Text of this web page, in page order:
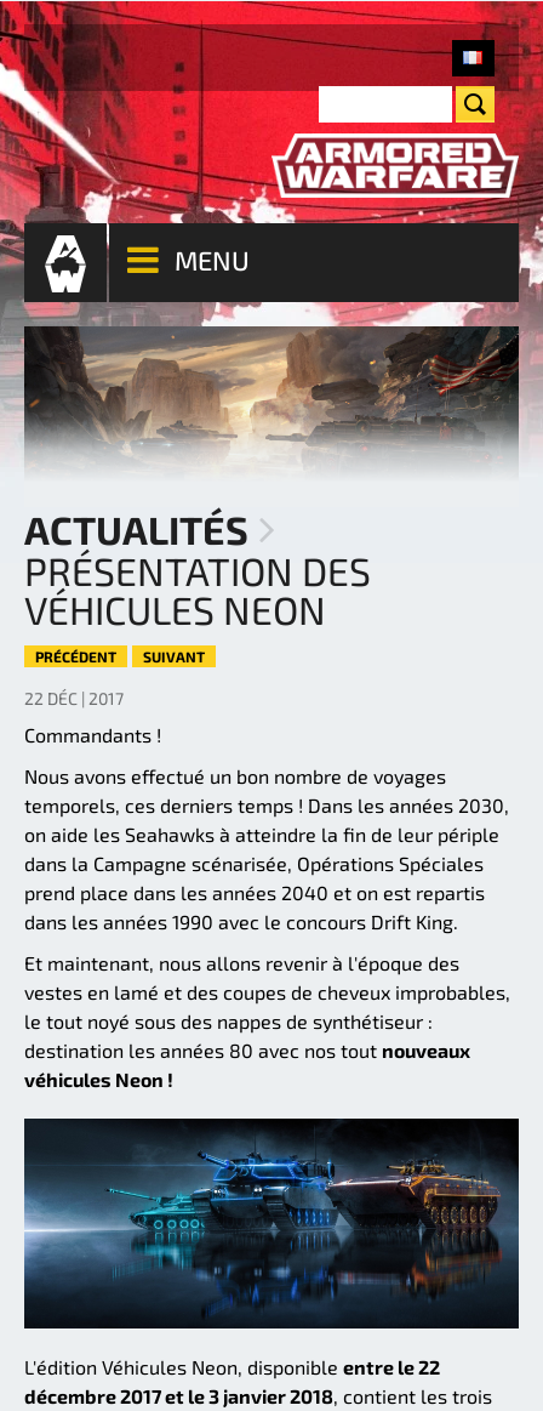
MENU
ACTUALITÉS
PRÉSENTATION DES
VÉHICULES NEON
PRÉCÉDENT SUIVANT
22 DÉC | 2017
Commandants !
Nous avons effectué un bon nombre de voyages
temporels, ces derniers temps ! Dans les années 2030,
on aide les Seahawks à atteindre la fin de leur périple
dans la Campagne scénarisée, Opérations Spéciales
prend place dans les années 2040 et on est repartis
dans les années 1990 avec le concours Drift King.
Et maintenant, nous allons revenir à l'époque des
vestes en lamé et des coupes de cheveux improbables,
le tout noyé sous des nappes de synthétiseur :
destination les années 80 avec nos tout nouveaux
véhicules Neon !
L'édition Véhicules Neon, disponible entre le 22
décembre 2017 et le 3 janvier 2018 , contient les trois